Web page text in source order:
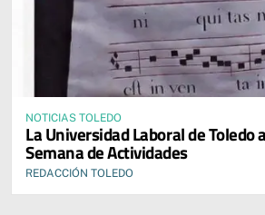
NOTICIAS TOLEDO
La Universidad Laboral de Toledo
Semana de Actividades
REDACCIÓN TOLEDO